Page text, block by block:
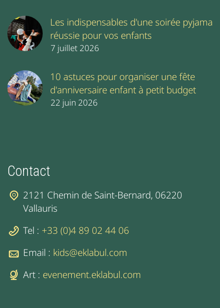
Les indispensables d'une soirée pyjama
réussie pour vos enfants
7 juillet 2026
10 astuces pour organiser une fête
d'anniversaire enfant à petit budget
22 juin 2026
Contact
2121 Chemin de Saint-Bernard, 06220
Vallauris
Tel : +33 (0)4 89 02 44 06
Email : kids@eklabul.com
Art : evenement.eklabul.com